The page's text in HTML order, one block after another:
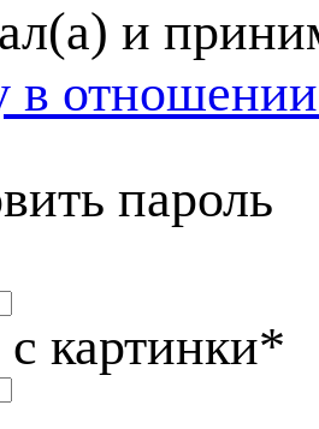
и
в
пароль
картинки*